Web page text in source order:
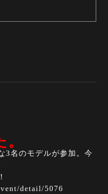
3名のモデルが参加。今
detail/5076